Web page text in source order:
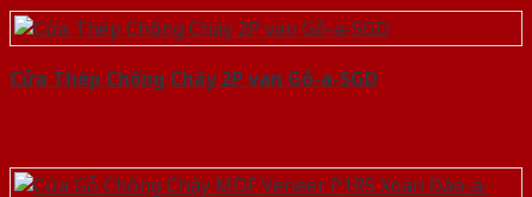
Cửa Thép Chống Cháy 2P van Gỗ-a-SGD